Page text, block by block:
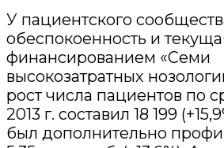
У пациентского
обеспокоенность и
финансированием «Семи
высокозатратных
рост числа пациентов по
2013 г. составил 18 199
был дополнительно